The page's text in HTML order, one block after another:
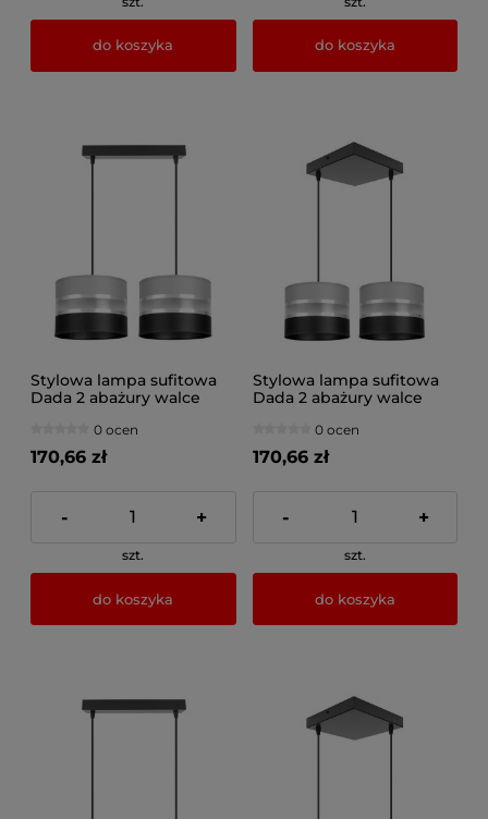
do koszyka do koszyka
Stylowa lampa sufitowa
Dada 2 abażury walce
0 ocen
170,66 zł
- +
szt.
do koszyka
Stylowa lampa sufitowa
Dada 2 abażury walce
0 ocen
170,66 zł
- +
szt.
do koszyka